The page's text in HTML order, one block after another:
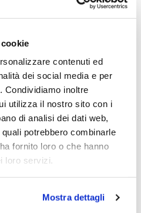
contenuti ed
dei social media e per
Condividiamo inoltre
utilizza il nostro sito con i
di analisi dei dati web,
potrebbero combinarle
fornito loro o che hanno
loro servizi.
Mostra dettagli
Ondei
now